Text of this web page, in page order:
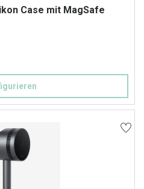
Case mit MagSafe